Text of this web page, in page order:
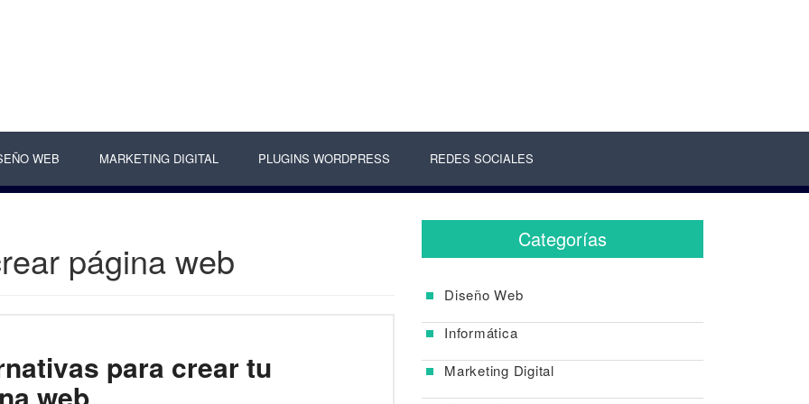
WEB MARKETING DIGITAL PLUGINS WORDPRESS REDES SOCIALES
página web
para crear tu
web
Categorías
Diseño Web
Informática
Marketing Digital